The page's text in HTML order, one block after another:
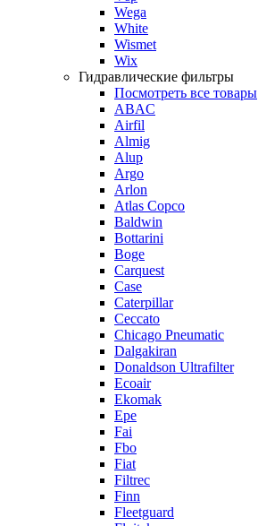
Wega
White
Wismet
Wix
Гидравлические фильтры
Посмотреть все товары
ABAC
Airfil
Almig
Alup
Argo
Arlon
Atlas Copco
Baldwin
Bottarini
Boge
Carquest
Case
Caterpillar
Ceccato
Chicago Pneumatic
Dalgakiran
Donaldson Ultrafilter
Ecoair
Ekomak
Epe
Fai
Fbo
Fiat
Filtrec
Finn
Fleetguard